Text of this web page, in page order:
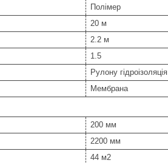
Полімер
20 м
2.2 м
1.5
Рулону гідроізоляція
Мембрана
200 мм
2200 мм
44 м2